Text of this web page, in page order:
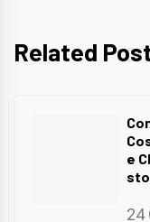
Related
e
24